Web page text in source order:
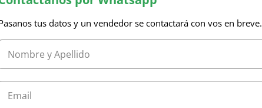
tus datos y un vendedor se contactará con vos en breve.